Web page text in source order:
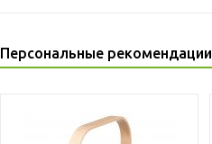
Персональные рекомендации